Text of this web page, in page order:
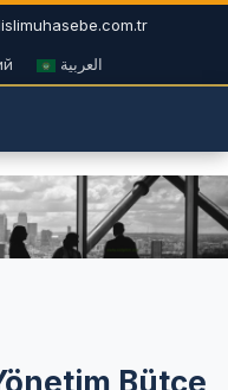
العربية
Bütçe